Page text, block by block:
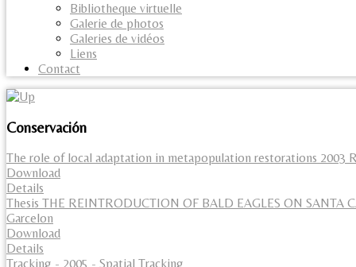
Bibliotheque virtuelle
Galerie de photos
Galeries de vidéos
Liens
Contact
Conservación
The role of local adaptation in metapopulation restorations 2003
Download
Details
Thesis THE REINTRODUCTION OF BALD EAGLES ON SANTA
Garcelon
Download
Details
Tracking - 2005 - Spatial Tracking